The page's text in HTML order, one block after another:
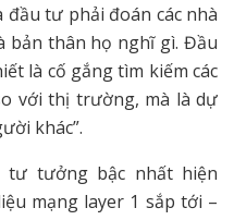
đầu tư phải đoán các nhà
bản thân họ nghĩ gì. Đầu
là cố gắng tìm kiếm các
với thị trường, mà là dự
khác”.
tư tưởng bậc nhất hiện
mạng layer 1 sắp tới –